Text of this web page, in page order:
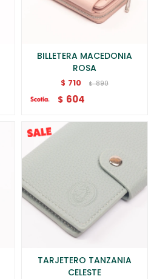
BILLETERA MACEDONIA
ROSA
$ 710 $ 890
$ 604
TARJETERO TANZANIA
CELESTE